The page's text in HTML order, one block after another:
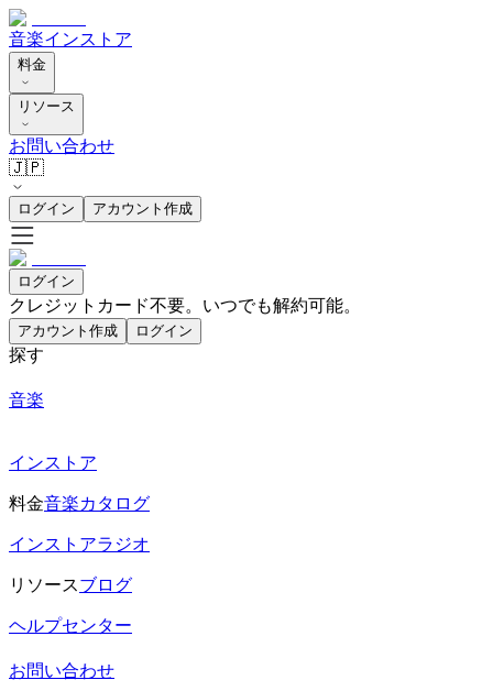
音楽インストア
料金
リソース
お問い合わせ
🇯🇵
ログイン アカウント作成
ログイン
クレジットカード不要。いつでも解約可能。
アカウント作成 ログイン
探す
音楽
インストア
料金音楽カタログ
インストアラジオ
リソースブログ
ヘルプセンター
お問い合わせ